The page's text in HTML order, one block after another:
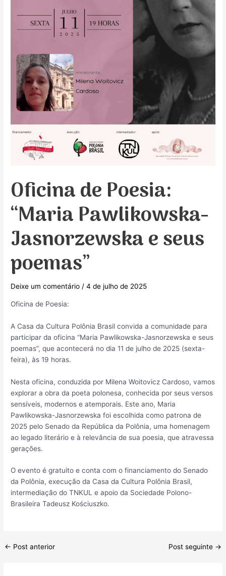
Oficina de Poesia:
“Maria Pawlikowska-
Jasnorzewska e seus
poemas”
Deixe um comentário /4 de julho de 2025
Oficina de Poesia:
A Casa da Cultura Polônia Brasil convida a comunidade para
participar da oficina “Maria Pawlikowska-Jasnorzewska e seus
poemas”, que acontecerá no dia 11 de julho de 2025 (sexta-
feira), às 19 horas.
Nesta oficina, conduzida por Milena Woitovicz Cardoso, vamos
explorar a obra da poeta polonesa, conhecida por seus versos
sensíveis, modernos e atemporais. Este ano, Maria
Pawlikowska-Jasnorzewska foi escolhida como patrona de
2025 pelo Senado da República da Polônia, uma homenagem
ao legado literário e à relevância de sua poesia, que atravessa
gerações.
O evento é gratuito e conta com o financiamento do Senado
da Polônia, execução da Casa da Cultura Polônia Brasil,
intermediação do TNKUL e apoio da Sociedade Polono-
Brasileira Tadeusz Kościuszko.
Post
← Post anterior Post seguinte →